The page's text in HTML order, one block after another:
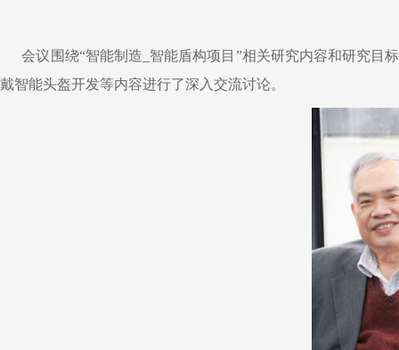
会议围绕“智能制造_智能盾构项目”相关研究内容和研究
戴智能头盔开发等内容进行了深入交流讨论。